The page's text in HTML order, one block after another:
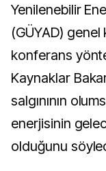
Yenilenebilir Enerji Yatırımcıları Derneğinin
(GÜYAD) genel
konferans
Kaynaklar
salgınının
enerjisinin
olduğunu